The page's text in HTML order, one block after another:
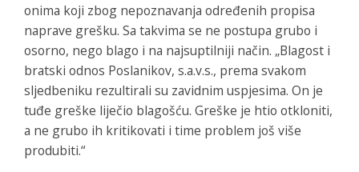
onima koji zbog nepoznavanja određenih propisa
naprave grešku. Sa takvima se ne postupa grubo i
osorno, nego blago i na najsuptilniji način. „Blagost i
bratski odnos Poslanikov, s.a.v.s., prema svakom
sljedbeniku rezultirali su zavidnim uspjesima. On je
tuđe greške liječio blagošću. Greške je htio otkloniti,
a ne grubo ih kritikovati i time problem još više
produbiti.“